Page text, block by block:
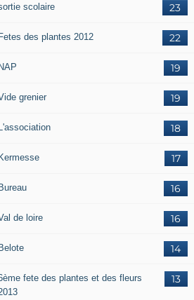
23
scolaire
22
des plantes 2012
19
19
grenier
18
17
16
16
de loire
14
13
fete des plantes et des fleurs